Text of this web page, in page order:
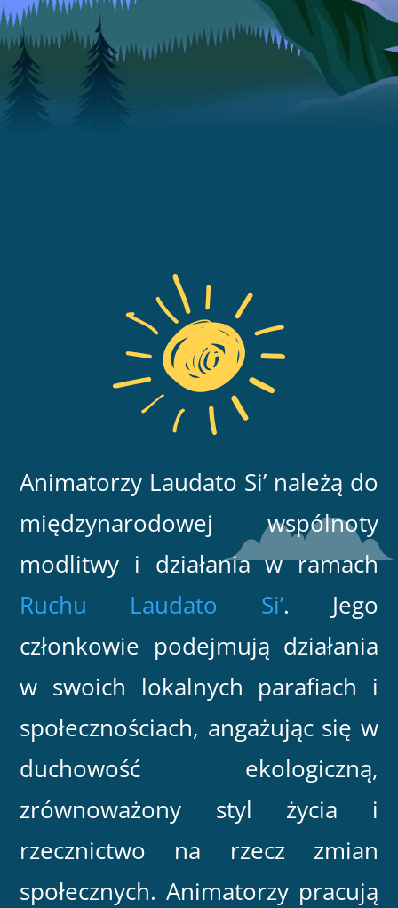
Animatorzy Laudato Si’ należą do
międzynarodowej wspólnoty
modlitwy i działania w ramach
Ruchu Laudato Si’. Jego
członkowie podejmują działania
w swoich lokalnych parafiach i
społecznościach, angażując się w
duchowość ekologiczną,
zrównoważony styl życia i
rzecznictwo na rzecz zmian
społecznych. Animatorzy pracują